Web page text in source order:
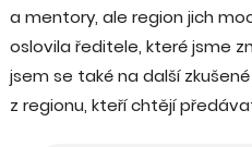
a mentory, ale region jich
oslovila ředitele, které jsme
jsem se také na další
z regionu, kteří chtějí